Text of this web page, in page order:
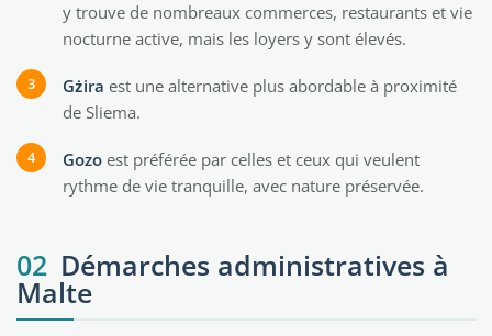
y trouve de nombreaux commerces, restaurants et vie
nocturne active, mais les loyers y sont élevés.
Gżira est une alternative plus abordable à proximité
de Sliema.
Gozo est préférée par celles et ceux qui veulent
rythme de vie tranquille, avec nature préservée.
02 Démarches administratives à
Malte